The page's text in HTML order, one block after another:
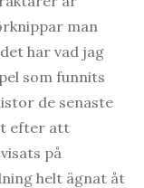
man
har vad jag
som funnits
de senaste
efter att
på
helt ägnat åt